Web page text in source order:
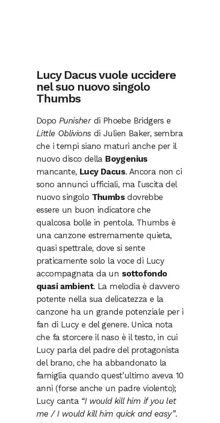
Lucy Dacus vuole uccidere
nel suo nuovo singolo
Thumbs
Dopo Punisherdi Phoebe Bridgers e
Little Oblivions di Julien Baker, sembra
che i tempi siano maturi anche per il
nuovo disco della Boygenius
mancante, Lucy Dacus. Ancora non ci
sono annunci ufficiali, ma l’uscita del
nuovo singolo Thumbs dovrebbe
essere un buon indicatore che
qualcosa bolle in pentola. Thumbs è
una canzone estremamente quieta,
quasi spettrale, dove si sente
praticamente solo la voce di Lucy
accompagnata da un sottofondo
quasi ambient. La melodia è davvero
potente nella sua delicatezza e la
canzone ha un grande potenziale per i
fan di Lucy e del genere. Unica nota
che fa storcere il naso è il testo, in cui
Lucy parla del padre del protagonista
del brano, che ha abbandonato la
famiglia quando quest’ultimo aveva 10
anni (forse anche un padre violento);
Lucy canta “I would kill him if you let
me / I would kill him quick and easy”.